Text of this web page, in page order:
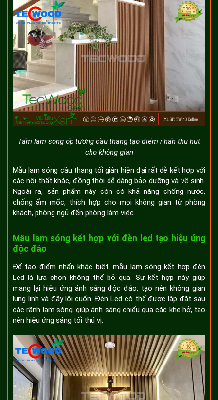
Tấm lam sóng ốp tường cầu thang tạo điểm nhấn thu hút
cho không gian
Mẫu lam sóng cầu thang tối giản hiện đại rất dễ kết hợp với
các nội thất khác, đồng thời dễ dàng bảo dưỡng và vệ sinh.
Ngoài ra, sản phẩm này còn có khả năng chống nước,
chống ẩm mốc, thích hợp cho mọi không gian từ phòng
khách, phòng ngủ đến phòng làm việc.
Mẫu lam sóng kết hợp với đèn led tạo hiệu ứng
độc đáo
Để tạo điểm nhấn khác biệt, mẫu lam sóng kết hợp đèn
Led là lựa chọn không thể bỏ qua. Sự kết hợp này giúp
mang lại hiệu ứng ánh sáng độc đáo, tạo nên không gian
lung linh và đầy lôi cuốn. Đèn Led có thể được lắp đặt sau
các rãnh lam sóng, giúp ánh sáng chiếu qua các khe hở, tạo
nên hiệu ứng sáng tối thú vị.